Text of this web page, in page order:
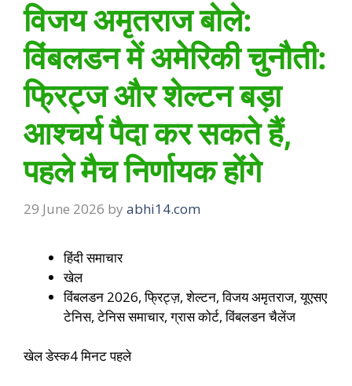
विजय अमृतराज बोले:
विंबलडन में अमेरिकी चुनौती:
फ्रिट्ज और शेल्टन बड़ा
आश्चर्य पैदा कर सकते हैं,
पहले मैच निर्णायक होंगे
29 June 2026 by abhi14.com
हिंदी समाचार
खेल
विंबलडन 2026, फ्रिट्ज़, शेल्टन, विजय अमृतराज, यूएसए
टेनिस, टेनिस समाचार, ग्रास कोर्ट, विंबलडन चैलेंज
खेल डेस्क4 मिनट पहले